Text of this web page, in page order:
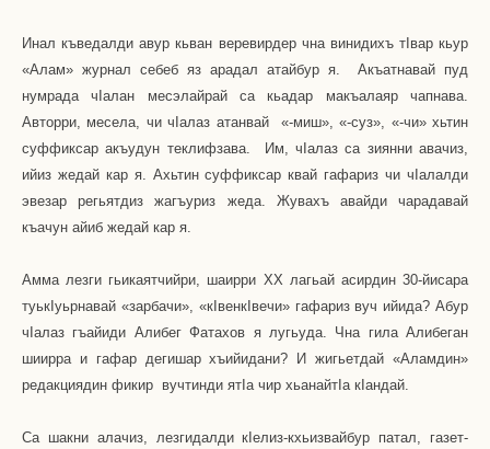
Инал къведалди авур кьван веревирдер чна винидихъ тI вар кьур
«Алам» журнал себеб яз арадал атайбур я.
Акъатнавай пуд
нумрада ч Iалан месэлайрай са кьадар макъалаяр чапнава.
Авторри, месела, чи ч Iалаз атанвай
«-миш», «-суз», «-чи» хьтин
суффиксар акъудун теклифзава.
Им, ч алаз са зиянни авачиз,
ийиз жедай кар я. Ахьтин суффиксар квай гафариз чи ч алалди
эвезар регьятдиз жагъуриз жеда. Жувахъ авайди чарадавай
къачун айиб жедай кар я.
Амма лезги гьикаятчийри, шаирри ХХ лагьай асирдин 30-йисара
туьк уьрнавай «зарбачи», «кI венкI вечи» гафариз вуч ийида? Абур
ч алаз гъайиди Алибег Фатахов я лугьуда. Чна гила Алибеган
шиирра и гафар дегишар хъийидани? И жигьетдай «Аламдин»
редакциядин фикир вучтинди ят а чир хьанайт а к андай.
Са шакни алачиз, лезгидалди к Iелиз-кхьизвайбур патал, газет-